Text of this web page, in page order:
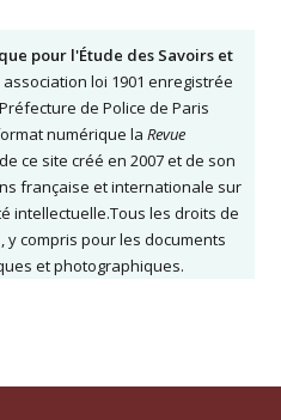
pour l'Étude des Savoirs et
loi 1901 enregistrée
de Police de Paris
numérique la Revue
ce site créé en 2007 et de son
française et internationale sur
intellectuelle.Tous les droits de
compris pour les documents
et photographiques.